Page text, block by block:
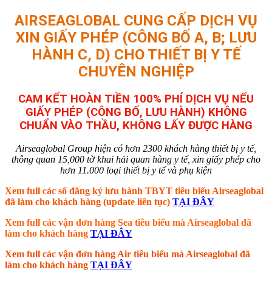
AIRSEAGLOBAL CUNG CẤP DỊCH VỤ
XIN GIẤY PHÉP (CÔNG BỐ A, B; LƯU
HÀNH C, D) CHO THIẾT BỊ Y TẾ
CHUYÊN NGHIỆP
CAM KẾT HOÀN TIỀN 100% PHÍ DỊCH VỤ NẾU
GIẤY PHÉP (CÔNG BỐ, LƯU HÀNH) KHÔNG
CHUẨN VÀO THẦU, KHÔNG LẤY ĐƯỢC HÀNG
Airseaglobal Group hiện có hơn 2300 khách hàng thiết bị y tế,
thông quan 15,000 tờ khai hải quan hàng y tế, xin giấy phép cho
hơn 11.000 loại thiết bị y tế và phụ kiện
Xem full các số đăng ký lưu hành TBYT tiêu biểu Airseaglobal
đã làm cho khách hàng (update liên tục) TẠI ĐÂY
Xem full các vận đơn hàng Sea tiêu biểu mà Airseaglobal đã
làm cho khách hàng TẠI ĐÂY
Xem full các vận đơn hàng Air tiêu biểu mà Airseaglobal đã
làm cho khách hàng TẠI ĐÂY